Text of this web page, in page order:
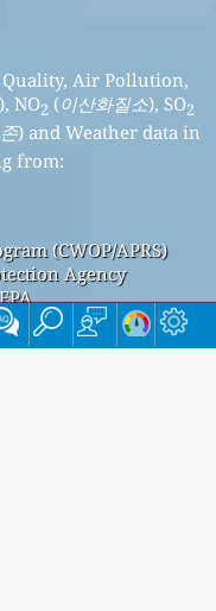
Air Pollution,
), NO2 (이산화질소), SO2
) and Weather data in
from:
(CWOP/APRS)
Agency
기 오염
는 27입니다.